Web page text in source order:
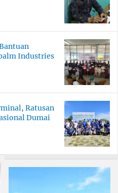
Industries
Ratusan
Dumai